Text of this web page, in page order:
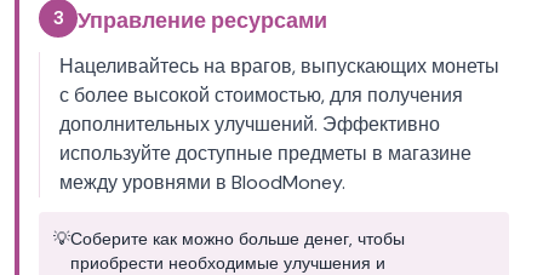
3 Управление ресурсами
Нацеливайтесь на врагов, выпускающих монеты
с более высокой стоимостью, для получения
дополнительных улучшений. Эффективно
используйте доступные предметы в магазине
между уровнями в BloodMoney.
💡Соберите как можно больше денег, чтобы
приобрести необходимые улучшения и